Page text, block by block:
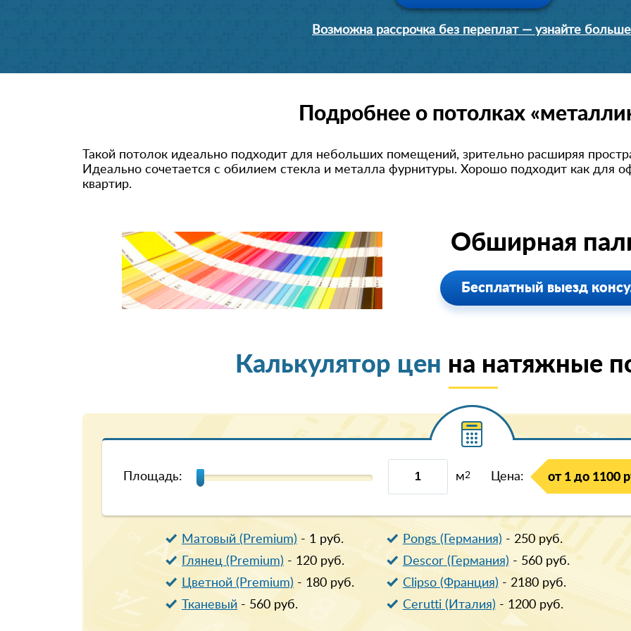
Возможна рассрочка без переплат — узнайте
Подробнее о потолках
Такой потолок идеально подходит для небольших помещений, зрительно расширяя
Идеально сочетается с обилием стекла и металла фурнитуры. Хорошо подходит как для
квартир.
Обширная
Бесплатный выезд
Калькулятор цен на натяжные
Площадь: м2 Цена: от 1 до 1100
Матовый (Premium) - 1руб. Pongs (Германия) - 250руб.
Глянец (Premium) - 120руб. Descor (Германия) - 560руб.
Цветной (Premium) - 180руб. Clipso (Франция) - 2180руб.
Тканевый- 560руб. Cerutti (Италия) - 1200руб.